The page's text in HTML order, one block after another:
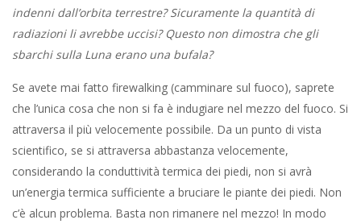
indenni dall’orbita terrestre? Sicuramente la quantità di
radiazioni li avrebbe uccisi? Questo non dimostra che gli
sbarchi sulla Luna erano una bufala?
Se avete mai fatto firewalking (camminare sul fuoco), saprete
che l’unica cosa che non si fa è indugiare nel mezzo del fuoco. Si
attraversa il più velocemente possibile. Da un punto di vista
scientifico, se si attraversa abbastanza velocemente,
considerando la conduttività termica dei piedi, non si avrà
un’energia termica sufficiente a bruciare le piante dei piedi. Non
c’è alcun problema. Basta non rimanere nel mezzo! In modo